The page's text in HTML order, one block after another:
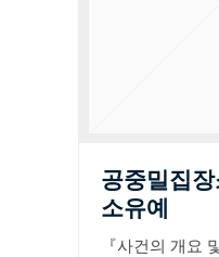
공중밀집
소유예
『사건의 개요